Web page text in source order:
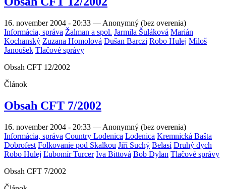
16. november 2004 - 20:33 — Anonymný (bez overenia)
Informácia, správa Žalman a spol. Jarmila Šuláková Marián
Kochanský Zuzana Homolová Dušan Barczi Robo Hulej Miloš
Janoušek Tlačové správy
Obsah CFT 12/2002
Článok
Obsah CFT 7/2002
16. november 2004 - 20:33 — Anonymný (bez overenia)
Informácia, správa Country Lodenica Lodenica Kremnická Bašta
Dobrofest Folkovanie pod Skalkou Jiří Suchý Belasí Druhý dych
Robo Hulej Ľubomír Turcer Iva Bittová Bob Dylan Tlačové správy
Obsah CFT 7/2002